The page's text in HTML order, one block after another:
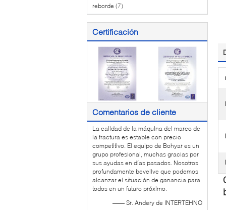
reborde (7)
Certificación
Comentarios de cliente
La calidad de la máquina del marco de
la fractura es estable con precio
competitivo. El equipo de Bohyar es un
grupo profesional, muchas gracias por
sus ayudas en días pasados. Nosotros
profundamente bevelive que podemos
alcanzar el situación de ganancia para
todos en un futuro próximo.
—— Sr. Andery de INTERTEHNO